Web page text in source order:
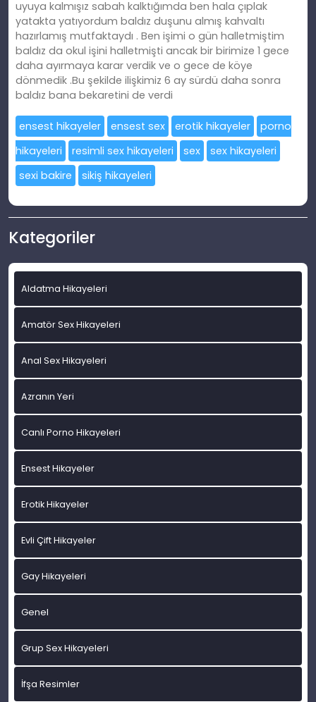
uyuya kalmışız sabah kalktığımda ben hala çıplak
yatakta yatıyordum baldız duşunu almış kahvaltı
hazırlamış mutfaktaydı . Ben işimi o gün halletmiştim
baldız da okul işini halletmişti ancak bir birimize 1 gece
daha ayırmaya karar verdik ve o gece de köye
dönmedik .Bu şekilde ilişkimiz 6 ay sürdü daha sonra
baldız bana bekaretini de verdi
ensest hikayeler ensest sex erotik hikayeler
porno
hikayeleri
resimli sex hikayeleri sex
sex hikayeleri
sexi bakire
sikiş hikayeleri
Kategoriler
Aldatma Hikayeleri
Amatör Sex Hikayeleri
Anal Sex Hikayeleri
Azranın Yeri
Canlı Porno Hikayeleri
Ensest Hikayeler
Erotik Hikayeler
Evli Çift Hikayeler
Gay Hikayeleri
Genel
Grup Sex Hikayeleri
İfşa Resimler